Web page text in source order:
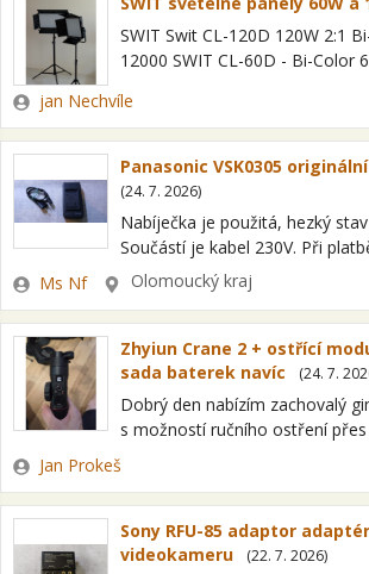
SWIT Swit CL-120D 120W 2:1
12000 SWIT CL-60D - Bi-Color
věrnou interpretací a…
Zadavatel
jan Nechvíle
Panasonic VSK0305
(24. 7. 2026)
Nabíječka je použitá, hezký
Součástí je kabel 230V. Při
zašlu na Zásilkovnu, poštovné
Zásilkovnu po zaplacení…
Zadavatel
Ms Nf Lokalita
Olomoucký kraj
Zhyiun Crane 2 + ostřící
sada baterek navíc
(24. 7.
Dobrý den nabízím zachovalý
s možností ručního ostření
modul. K tomu dám sadu
Zadavatel
Jan Prokeš
Sony RFU-85 adaptor
videokameru
(22. 7. 2026)